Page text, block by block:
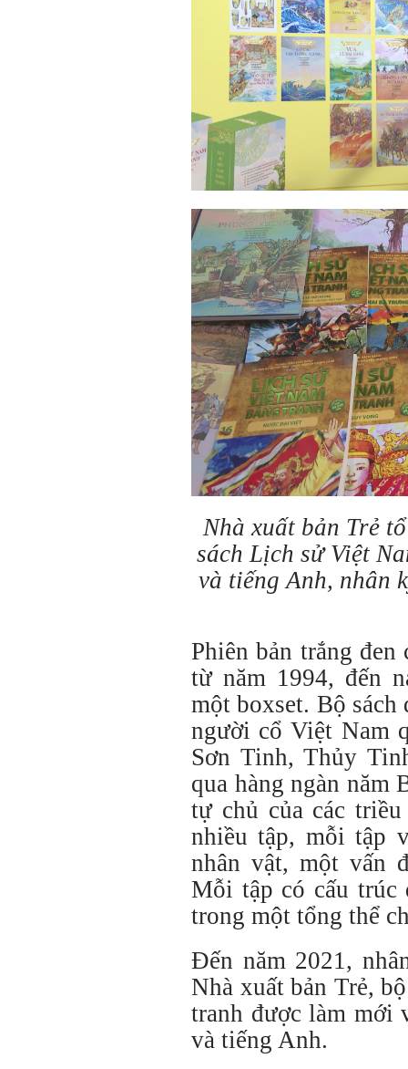
Nhà xuất bản Trẻ
sách Lịch sử Việt
và tiếng Anh, nhân
Phiên bản trắng đen
từ năm 1994, đến
một boxset. Bộ
người cổ Việt Nam
Sơn Tinh, Thủy
qua hàng ngàn năm
tự chủ của các
nhiều tập, mỗi tập
nhân vật, một vấn
Mỗi tập có cấu trúc
trong một tổng thể
Đến năm 2021,
Nhà xuất bản Trẻ,
tranh được làm mới
và tiếng Anh.